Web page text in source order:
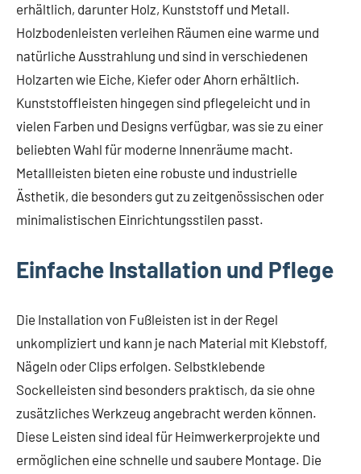
erhältlich, darunter Holz, Kunststoff und Metall.
Holzbodenleisten verleihen Räumen eine warme und
natürliche Ausstrahlung und sind in verschiedenen
Holzarten wie Eiche, Kiefer oder Ahorn erhältlich.
Kunststoffleisten hingegen sind pflegeleicht und in
vielen Farben und Designs verfügbar, was sie zu einer
beliebten Wahl für moderne Innenräume macht.
Metallleisten bieten eine robuste und industrielle
Ästhetik, die besonders gut zu zeitgenössischen oder
minimalistischen Einrichtungsstilen passt.
Einfache Installation und Pflege
Die Installation von Fußleisten ist in der Regel
unkompliziert und kann je nach Material mit Klebstoff,
Nägeln oder Clips erfolgen. Selbstklebende
Sockelleisten sind besonders praktisch, da sie ohne
zusätzliches Werkzeug angebracht werden können.
Diese Leisten sind ideal für Heimwerkerprojekte und
ermöglichen eine schnelle und saubere Montage. Die